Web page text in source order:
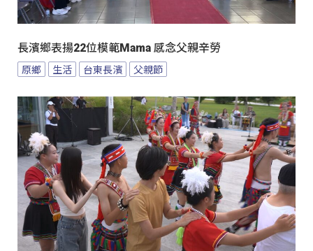
長濱鄉表揚22位模範Mama 感念父親辛勞
原鄉 生活 台東長濱 父親節